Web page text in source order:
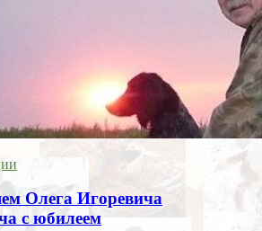
Олега Игоревича
с юбилеем